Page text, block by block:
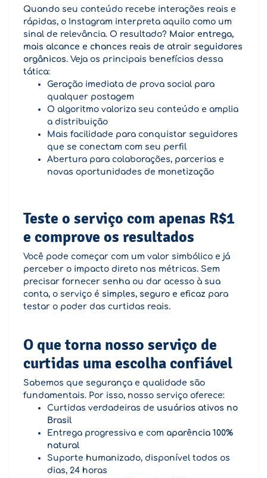
Quando seu conteúdo recebe interações reais e
rápidas, o Instagram interpreta aquilo como um
sinal de relevância. O resultado? Maior entrega,
mais alcance e chances reais de atrair seguidores
orgânicos. Veja os principais benefícios dessa
tática:
Geração imediata de prova social para
qualquer postagem
O algoritmo valoriza seu conteúdo e amplia
a distribuição
Mais facilidade para conquistar seguidores
que se conectam com seu perfil
Abertura para colaborações, parcerias e
novas oportunidades de monetização
Teste o serviço com apenas R$1
e comprove os resultados
Você pode começar com um valor simbólico e já
perceber o impacto direto nas métricas. Sem
precisar fornecer senha ou dar acesso à sua
conta, o serviço é simples, seguro e eficaz para
testar o poder das curtidas reais.
O que torna nosso serviço de
curtidas uma escolha confiável
Sabemos que segurança e qualidade são
fundamentais. Por isso, nosso serviço oferece:
Curtidas verdadeiras de usuários ativos no
Brasil
Entrega progressiva e com aparência 100%
natural
Suporte humanizado, disponível todos os
dias, 24 horas